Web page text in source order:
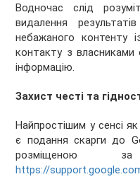
Водночас слід
видалення
небажаного контенту
контакту з власниками
інформацію.
Захист честі та
Найпростішим у сенсі
є подання скарги до
розміщеною
https://